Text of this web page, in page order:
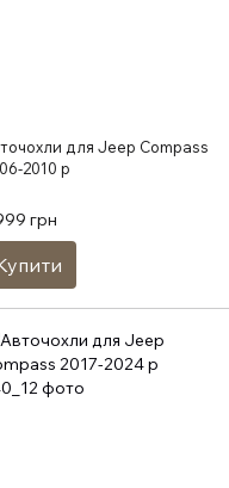
для Jeep Compass
2010 р
грн